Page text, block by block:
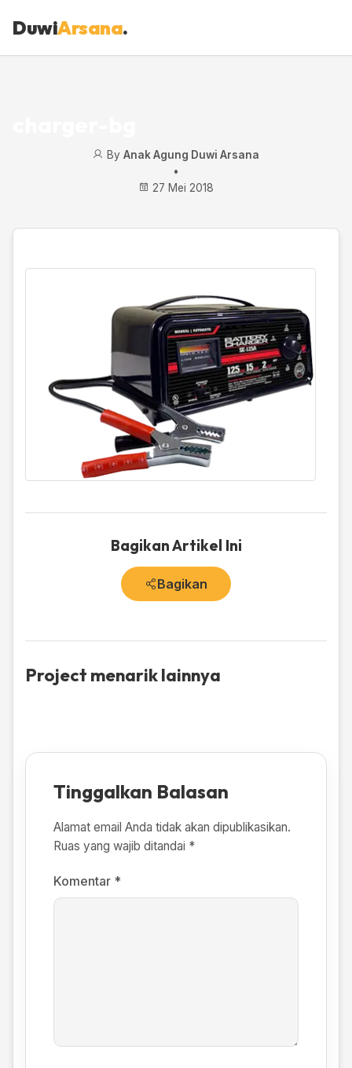
DuwiArsana.
By Anak Agung Duwi Arsana
•
27 Mei 2018
Bagikan Artikel Ini
Bagikan
Project menarik lainnya
Tinggalkan Balasan
Alamat email Anda tidak akan dipublikasikan.
Ruas yang wajib ditandai *
Komentar *